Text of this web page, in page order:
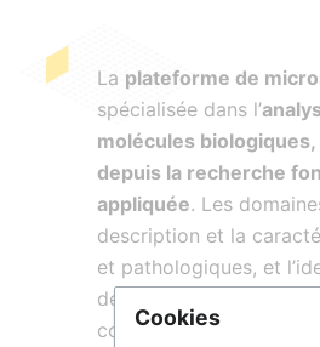
La plateforme de
spécialisée dans l’
molécules
depuis la recherche
appliquée. Les
description et la
et pathologiques, et
de protéines. Less
complémentaires de la
Cookies